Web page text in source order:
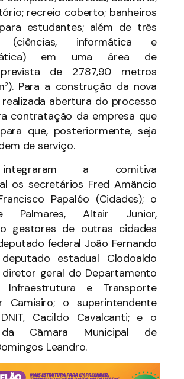
recreio coberto; banheiros
estudantes; além de três
(ciências, informática e
em uma área de
de 2.787,90 metros
Para a construção da nova
realizada abertura do processo
contratação da empresa que
que, posteriormente, seja
de serviço.
a comitiva
os secretários Fred Amâncio
Papaléo (Cidades); o
Palmares, Altair Junior,
gestores de outras cidades
federal João Fernando
estadual Clodoaldo
diretor geral do Departamento
Infraestrutura e Transporte
Camisiro; o superintendente
Cacildo Cavalcanti; e o
da Câmara Municipal de
Leandro.